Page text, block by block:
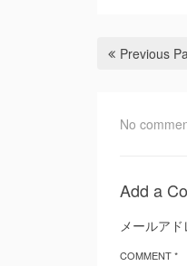
Previous
No
Add a
メールア
COMMENT *